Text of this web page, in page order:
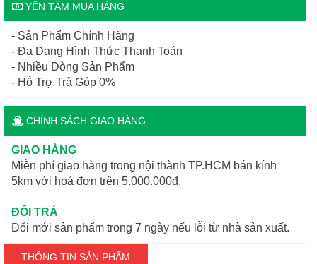
YÊN TÂM MUA HÀNG
- Sản Phẩm Chính Hãng
- Đa Dạng Hình Thức Thanh Toán
- Nhiều Dòng Sản Phẩm
- Hỗ Trợ Trả Góp 0%
CHÍNH SÁCH GIAO HÀNG
GIAO HÀNG
Miễn phí giao hàng trong nội thành TP.HCM bán kính
5km với hoá đơn trên 5.000.000đ.
ĐỔI TRẢ
Đổi mới sản phẩm trong 7 ngày nếu lỗi từ nhà sản xuất.
THÔNG TIN SẢN PHẨM